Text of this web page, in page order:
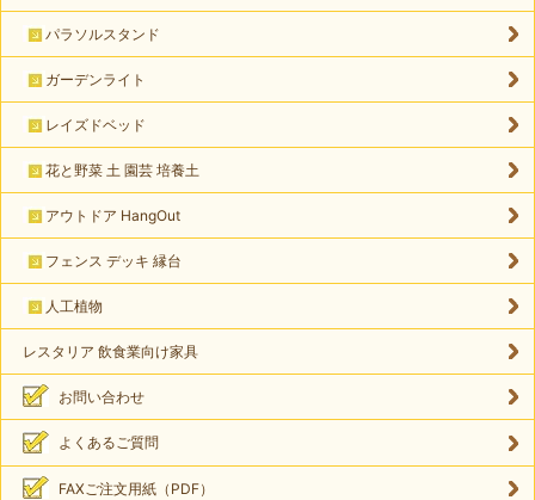
パラソルスタンド
ガーデンライト
レイズドベッド
花と野菜 土 園芸 培養土
アウトドア HangOut
フェンス デッキ 縁台
人工植物
レスタリア 飲食業向け家具
お問い合わせ
よくあるご質問
FAXご注文用紙（PDF）